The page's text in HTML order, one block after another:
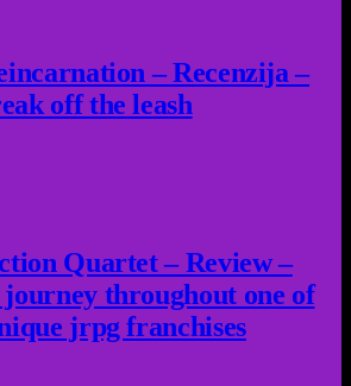
– Recenzija –
off the leash
Quartet – Review –
throughout one of
jrpg franchises